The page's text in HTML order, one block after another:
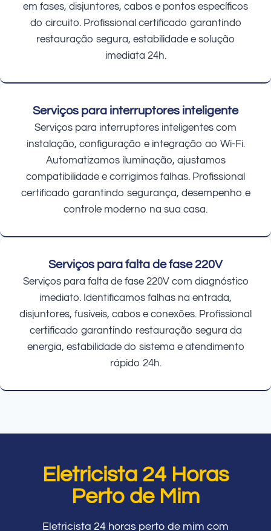
em fases, disjuntores, cabos e pontos específicos
do circuito. Profissional certificado garantindo
restauração segura, estabilidade e solução
imediata 24h.
Serviços para interruptores inteligente
Serviços para interruptores inteligentes com
instalação, configuração e integração ao Wi-Fi.
Automatizamos iluminação, ajustamos
compatibilidade e corrigimos falhas. Profissional
certificado garantindo segurança, desempenho e
controle moderno na sua casa.
Serviços para falta de fase 220V
Serviços para falta de fase 220V com diagnóstico
imediato. Identificamos falhas na entrada,
disjuntores, fusíveis, cabos e conexões. Profissional
certificado garantindo restauração segura da
energia, estabilidade do sistema e atendimento
rápido 24h.
Eletricista 24 Horas
Perto de Mim
Eletricista 24 horas perto de mim com